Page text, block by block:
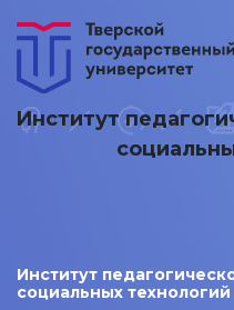
Институт
Институт
социальных технологий